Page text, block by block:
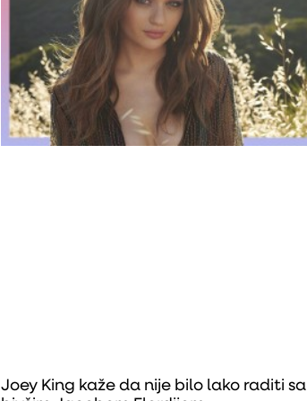
Joey King kaže da nije bilo lako raditi sa